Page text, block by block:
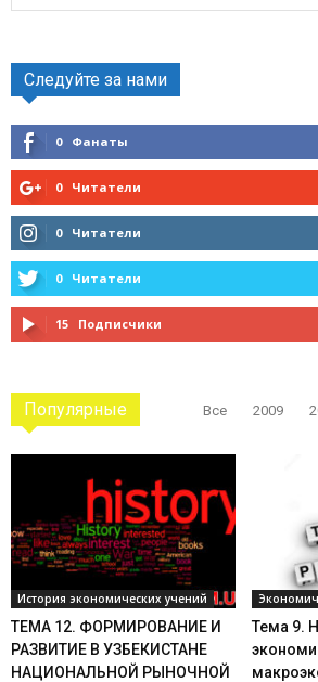
Следуйте за нами
0 Фанаты
0 Читатели
0 Читатели
0 Читатели
15 Подписчики
Популярные Все 2009
История экономических учений
ТЕМА 12. ФОРМИРОВАНИЕ И
РАЗВИТИЕ В УЗБЕКИСТАНЕ
НАЦИОНАЛЬНОЙ РЫНОЧНОЙ
Тема 9.